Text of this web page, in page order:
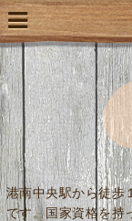
港南中央駅から徒歩
です。国家資格を持